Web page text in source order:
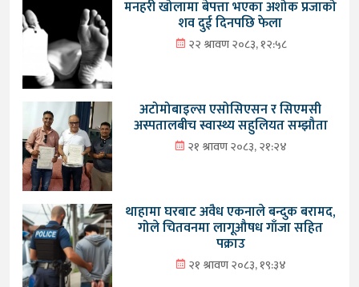
मनहरी खोलामा बेपत्ता भएका अशोक प्रजाको
शव दुई दिनपछि फेला
२२ श्रावण २०८३, १२:५८
अटोमोबाइल्स एसोसिएसन र सिएमसी
अस्पतालबीच स्वास्थ्य सहुलियत सम्झौता
२१ श्रावण २०८३, २१:२४
थाहामा घरबाट अवैध एकनाले बन्दुक बरामद,
गोले चितवनमा लागूऔषध गाँजा सहित
पक्राउ
२१ श्रावण २०८३, १९:३४